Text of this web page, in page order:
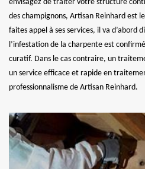
envisagez de traiter votre structure
des champignons, Artisan Reinhard est
faites appel à ses services, il va d’abord
l’infestation de la charpente est
curatif. Dans le cas contraire, un
un service efficace et rapide en
professionnalisme de Artisan Reinhard.